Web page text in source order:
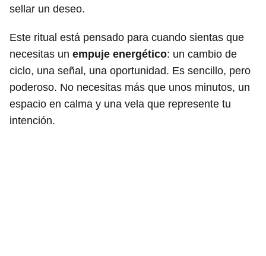
sellar un deseo.
Este ritual está pensado para cuando sientas que
necesitas un empuje energético: un cambio de
ciclo, una señal, una oportunidad. Es sencillo, pero
poderoso. No necesitas más que unos minutos, un
espacio en calma y una vela que represente tu
intención.